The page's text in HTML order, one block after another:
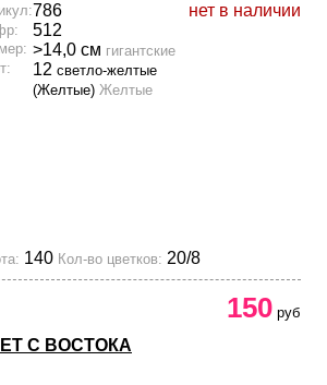
нет в наличии
786
512
>14,0 см гигантские
12 светло-желтые
(Желтые) Желтые
140 Кол-во цветков: 20/8
С ВОСТОКА
150 руб